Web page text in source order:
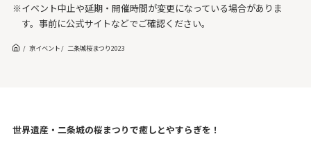
※イベント中止や延期・開催時間が変更になっている場合がありま
す。事前に公式サイトなどでご確認ください。
京イベント 二条城桜まつり2023
世界遺産・二条城の桜まつりで癒しとやすらぎを！